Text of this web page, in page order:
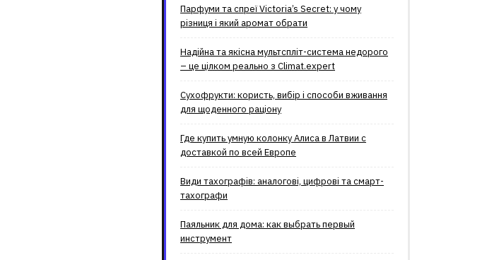
Парфуми та спреї Victoria’s Secret: у чому
різниця і який аромат обрати
Надійна та якісна мультспліт-система недорого
– це цілком реально з Climat.еxpert
Сухофрукти: користь, вибір і способи вживання
для щоденного раціону
Где купить умную колонку Алиса в Латвии с
доставкой по всей Европе
Види тахографів: аналогові, цифрові та смарт-
тахографи
Паяльник для дома: как выбрать первый
инструмент